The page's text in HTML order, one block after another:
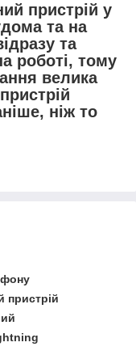
пристрій у
та на
та
роботі, тому
велика
ніж то
пристрій